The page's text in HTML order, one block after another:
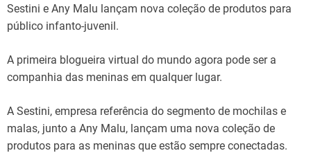
Sestini e Any Malu lançam nova coleção de produtos para
público infanto-juvenil.
A primeira blogueira virtual do mundo agora pode ser a
companhia das meninas em qualquer lugar.
A Sestini, empresa referência do segmento de mochilas e
malas, junto a Any Malu, lançam uma nova coleção de
produtos para as meninas que estão sempre conectadas.